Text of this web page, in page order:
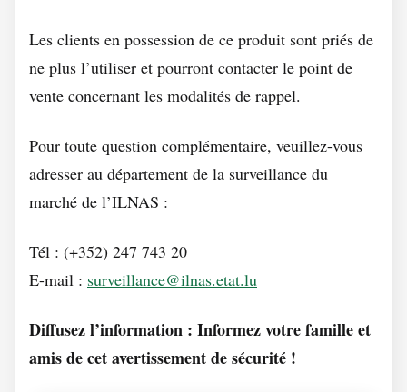
Les clients en possession de ce produit sont priés de
ne plus l’utiliser et pourront contacter le point de
vente concernant les modalités de rappel.
Pour toute question complémentaire, veuillez-vous
adresser au département de la surveillance du
marché de l’ILNAS :
Tél : (+352) 247 743 20
E-mail : surveillance@ilnas.etat.lu
Diffusez l’information : Informez votre famille et
amis de cet avertissement de sécurité !